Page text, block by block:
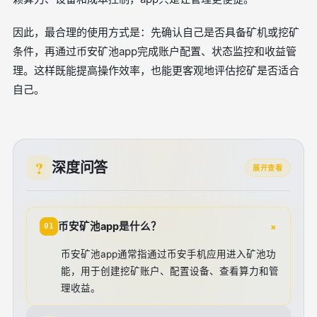
因此，最合理的使用方式是：先确认自己是否具备矿机或挖矿
条件，再通过币安矿池app完成账户配置、状态监控和收益管
理。这样既能提高操作效率，也能更客观地评估挖矿是否适合
自己。
深度问答 展开查看
01 币安矿池app是什么？ +
币安矿池app通常指通过币安手机应用进入矿池功
能，用于创建挖矿账户、配置设备、查看算力和管
理收益。